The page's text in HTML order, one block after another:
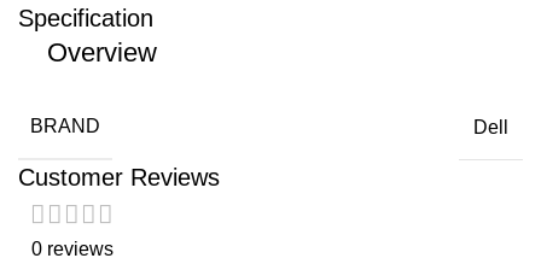
Specification
Overview
BRAND Dell
Customer Reviews
0 reviews